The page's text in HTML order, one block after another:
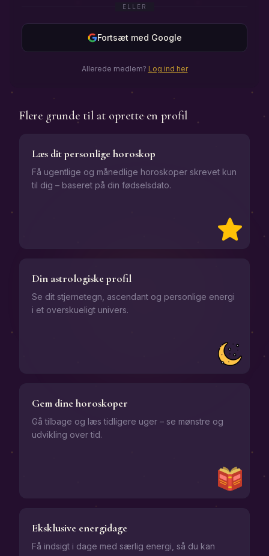
ELLER
Fortsæt med Google
Allerede medlem? Log ind her
Flere grunde til at oprette en profil
Læs dit personlige horoskop
Få ugentlige og månedlige horoskoper skrevet kun
til dig – baseret på din fødselsdato.
Din astrologiske profil
Se dit stjernetegn, ascendant og personlige energi
i et overskueligt univers.
Gem dine horoskoper
Gå tilbage og læs tidligere uger – se mønstre og
udvikling over tid.
Eksklusive energidage
Få indsigt i dage med særlig energi, så du kan